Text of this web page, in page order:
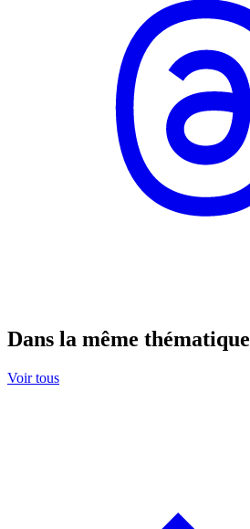
Dans la même thématique
Voir tous